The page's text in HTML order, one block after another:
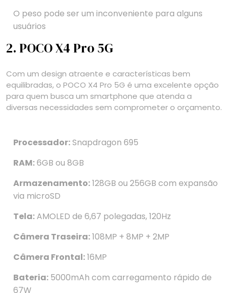
O peso pode ser um inconveniente para alguns
usuários
2. POCO X4 Pro 5G
Com um design atraente e características bem
equilibradas, o POCO X4 Pro 5G é uma excelente opção
para quem busca um smartphone que atenda a
diversas necessidades sem comprometer o orçamento.
Processador:Snapdragon 695
RAM:6GB ou 8GB
Armazenamento:128GB ou 256GB com expansão
via microSD
Tela:AMOLED de 6,67 polegadas, 120Hz
Câmera Traseira:108MP + 8MP + 2MP
Câmera Frontal:16MP
Bateria: 5000mAh com carregamento rápido de
67W